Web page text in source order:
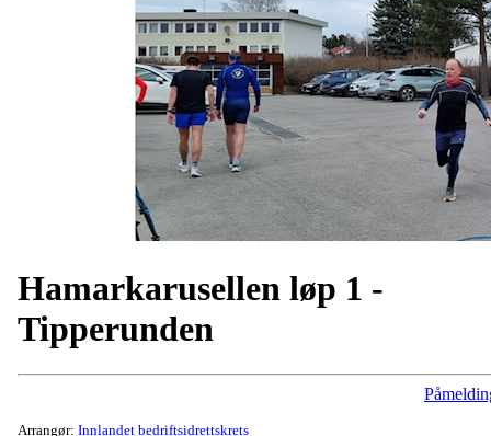
Hamarkarusellen løp 1 -
Tipperunden
Arrangør: Innlandet bedriftsidrettskrets